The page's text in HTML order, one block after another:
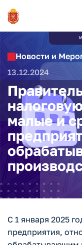
Новости и
13.12.2024
малые и
С 1 января 2025
предприятия,